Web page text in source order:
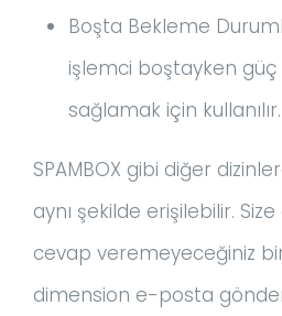
Boşta Bekleme
işlemci boştayken
sağlamak için kullanılır.
SPAMBOX gibi diğer
aynı şekilde erişilebilir.
cevap veremeyeceğiniz
dimension e-posta